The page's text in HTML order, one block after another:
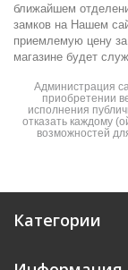
ближайшем
замков на Нашем
приемлемую цену
магазине будет
Администрация
приобретении
исполнения
отказать каждому
возможностей
Категории